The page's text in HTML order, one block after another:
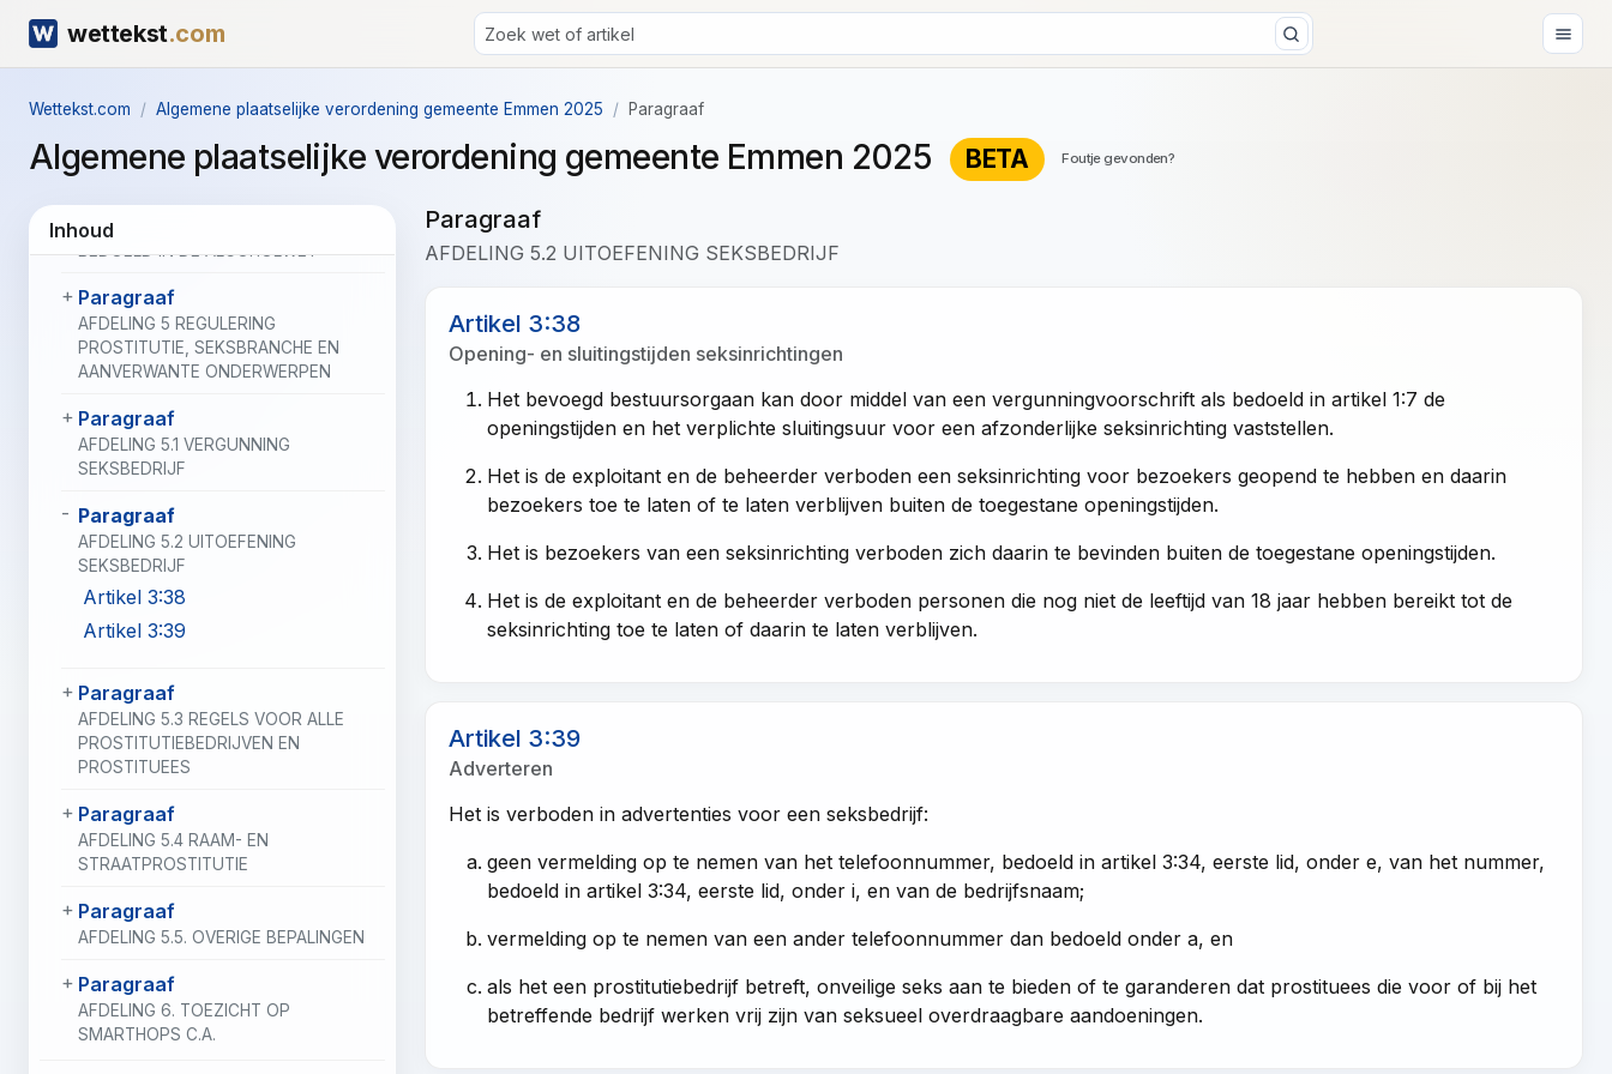
wettekst.com
Wettekst.com Algemene plaatselijke verordening gemeente Emmen 2025 Paragraaf
Algemene plaatselijke verordening gemeente Emmen 2025 BETA Foutje gevonden?
Inhoud
Paragraaf
Paragraaf
Paragraaf
AFDELING 4 BIJZONDERE BEPALINGEN
OVER HORECABEDRIJVEN ALS
BEDOELD IN DE ALCOHOLWET
Paragraaf
AFDELING 5 REGULERING
PROSTITUTIE, SEKSBRANCHE EN
AANVERWANTE ONDERWERPEN
Paragraaf
AFDELING 5.1 VERGUNNING
SEKSBEDRIJF
Paragraaf
AFDELING 5.2 UITOEFENING
SEKSBEDRIJF
Artikel 3:38
Artikel 3:39
Paragraaf
AFDELING 5.3 REGELS VOOR ALLE
PROSTITUTIEBEDRIJVEN EN
PROSTITUEES
Paragraaf
AFDELING 5.4 RAAM- EN
STRAATPROSTITUTIE
Paragraaf
AFDELING 5.5. OVERIGE BEPALINGEN
Paragraaf
AFDELING 6. TOEZICHT OP
SMARTHOPS C.A.
Paragraaf
AFDELING 5.2 UITOEFENING SEKSBEDRIJF
Artikel 3:38
Opening- en sluitingstijden seksinrichtingen
Het bevoegd bestuursorgaan kan door middel van een vergunningvoorschrift als bedoeld in artikel 1:7 de
openingstijden en het verplichte sluitingsuur voor een afzonderlijke seksinrichting vaststellen.
Het is de exploitant en de beheerder verboden een seksinrichting voor bezoekers geopend te hebben en daarin
bezoekers toe te laten of te laten verblijven buiten de toegestane openingstijden.
Het is bezoekers van een seksinrichting verboden zich daarin te bevinden buiten de toegestane openingstijden.
Het is de exploitant en de beheerder verboden personen die nog niet de leeftijd van 18 jaar hebben bereikt tot de
seksinrichting toe te laten of daarin te laten verblijven.
Artikel 3:39
Adverteren
Het is verboden in advertenties voor een seksbedrijf:
geen vermelding op te nemen van het telefoonnummer, bedoeld in artikel 3:34, eerste lid, onder e, van het nummer,
bedoeld in artikel 3:34, eerste lid, onder i, en van de bedrijfsnaam;
vermelding op te nemen van een ander telefoonnummer dan bedoeld onder a, en
als het een prostitutiebedrijf betreft, onveilige seks aan te bieden of te garanderen dat prostituees die voor of bij het
betreffende bedrijf werken vrij zijn van seksueel overdraagbare aandoeningen.